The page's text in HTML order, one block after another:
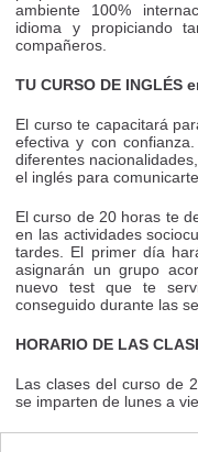
ambiente 100%
idioma y propiciando
compañeros.
TU CURSO DE INGLÉS
El curso te capacitará
efectiva y con
diferentes
el inglés para
El curso de 20 horas te
en las actividades
tardes. El primer día
asignarán un grupo
nuevo test que te
conseguido durante las
HORARIO DE LAS
Las clases del curso de
se imparten de lunes a